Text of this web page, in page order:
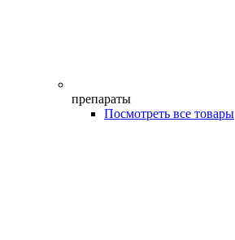
препараты
Посмотреть все товары